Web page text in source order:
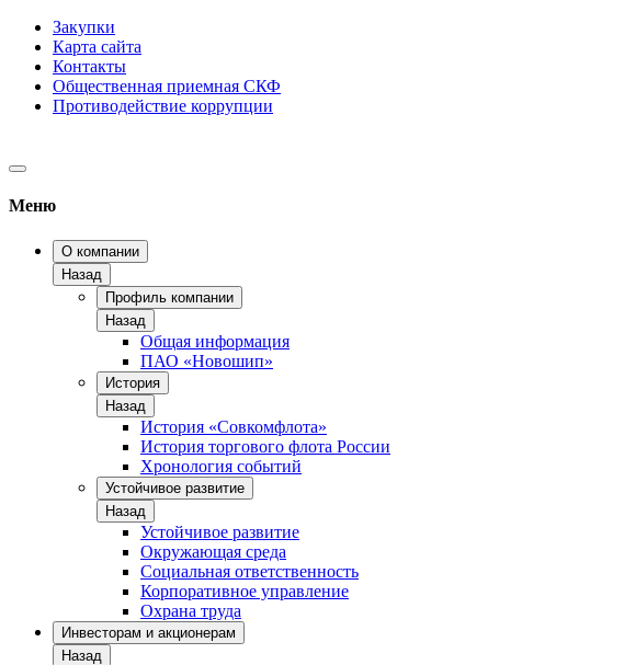
Закупки
Карта сайта
Контакты
Общественная приемная СКФ
Противодействие коррупции
Меню
О компании
Назад
Профиль компании
Назад
Общая информация
ПАО «Новошип»
История
Назад
История «Совкомфлота»
История торгового флота России
Хронология событий
Устойчивое развитие
Назад
Устойчивое развитие
Окружающая среда
Социальная ответственность
Корпоративное управление
Охрана труда
Инвесторам и акционерам
Назад